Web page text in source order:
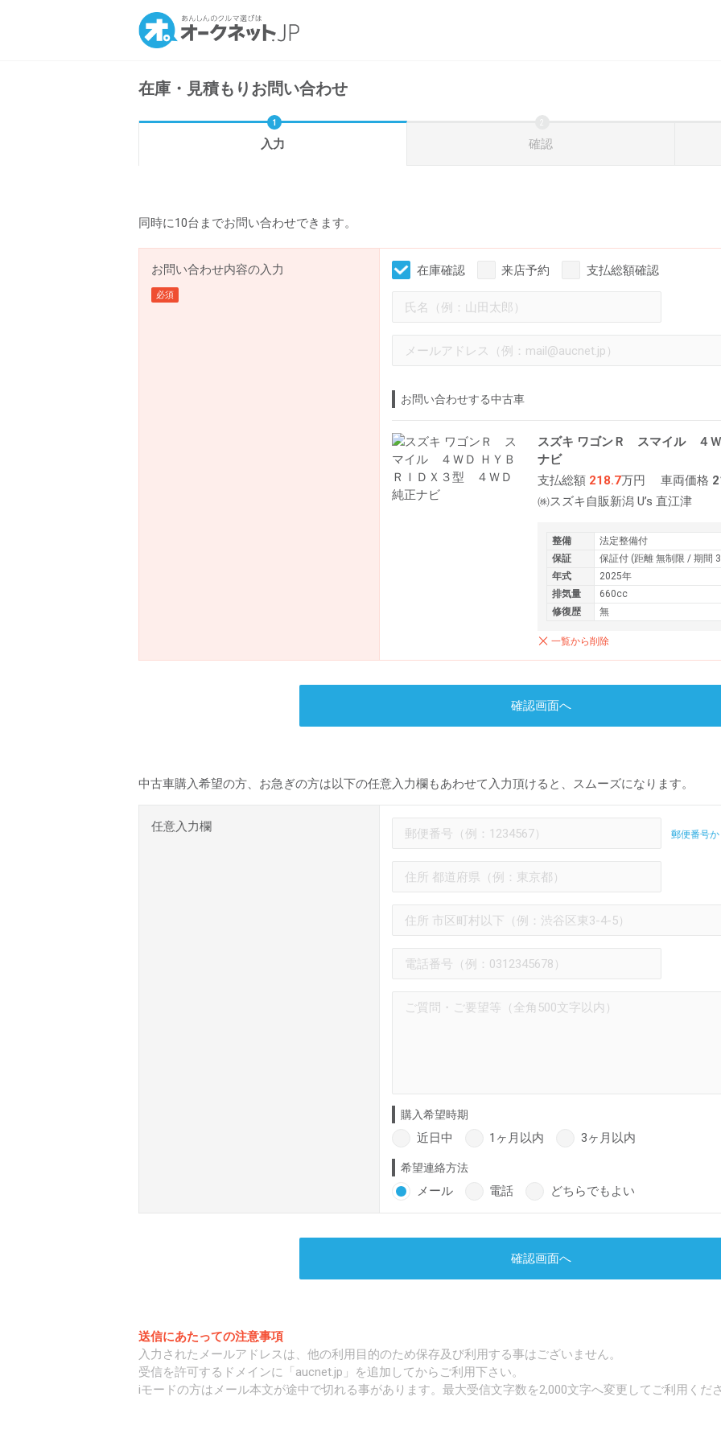
在庫・見積もりお問い合わせ
入力 確認
同時に10台までお問い合わせできます。
お問い合わせ内容の入力
必須
在庫確認 来店予約 支払総額確認
お問い合わせする中古車
スズキ ワゴンＲ スマイル ４
ナビ
支払総額 218.7万円 車両価格
㈱スズキ自販新潟 U’s 直江津
整備
法定整備付
保証
保証付 (距離 無制限 / 期間
年式
2025年
排気量
660cc
修復歴
無
一覧から削除
確認画面へ
中古車購入希望の方、お急ぎの方は以下の任意入力欄もあわせて入力頂けると、スムーズになります。
任意入力欄
郵便番号
購入希望時期
近日中 1ヶ月以内 3ヶ月以内
希望連絡方法
メール 電話 どちらでもよい
確認画面へ
送信にあたっての注意事項
入力されたメールアドレスは、他の利用目的のため保存及び利用する事はございません。
受信を許可するドメインに「aucnet.jp」を追加してからご利用下さい。
iモードの方はメール本文が途中で切れる事があります。最大受信文字数を2,000文字へ変更してご利用くだ